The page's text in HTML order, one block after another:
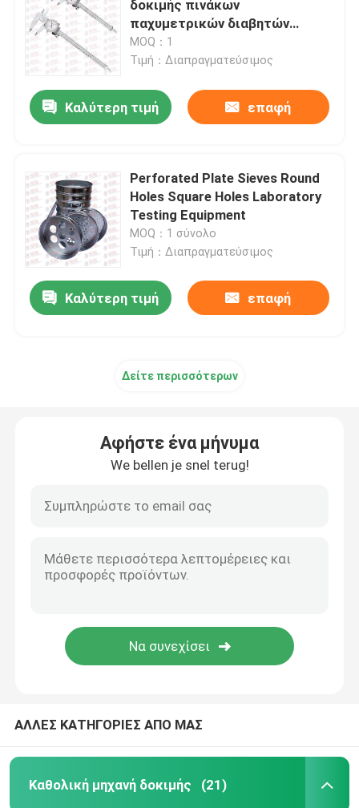
μη καταστρεπτικός εξοπλισμός δοκιμής
δοκιμής πινάκων
παχυμετρικών διαβητών
βερνιέρων
MOQ：1
Τιμή：Διαπραγματεύσιμος
Καλύτερη τιμή επαφή
Perforated Plate Sieves Round
Holes Square Holes Laboratory
Testing Equipment
MOQ：1 σύνολο
Τιμή：Διαπραγματεύσιμος
Καλύτερη τιμή επαφή
Δείτε περισσότερων
Αφήστε ένα μήνυμα
We bellen je snel terug!
ΑΛΛΕΣ ΚΑΤΗΓΟΡΙΕΣ ΑΠΟ ΜΑΣ
Καθολική μηχανή δοκιμής (21)